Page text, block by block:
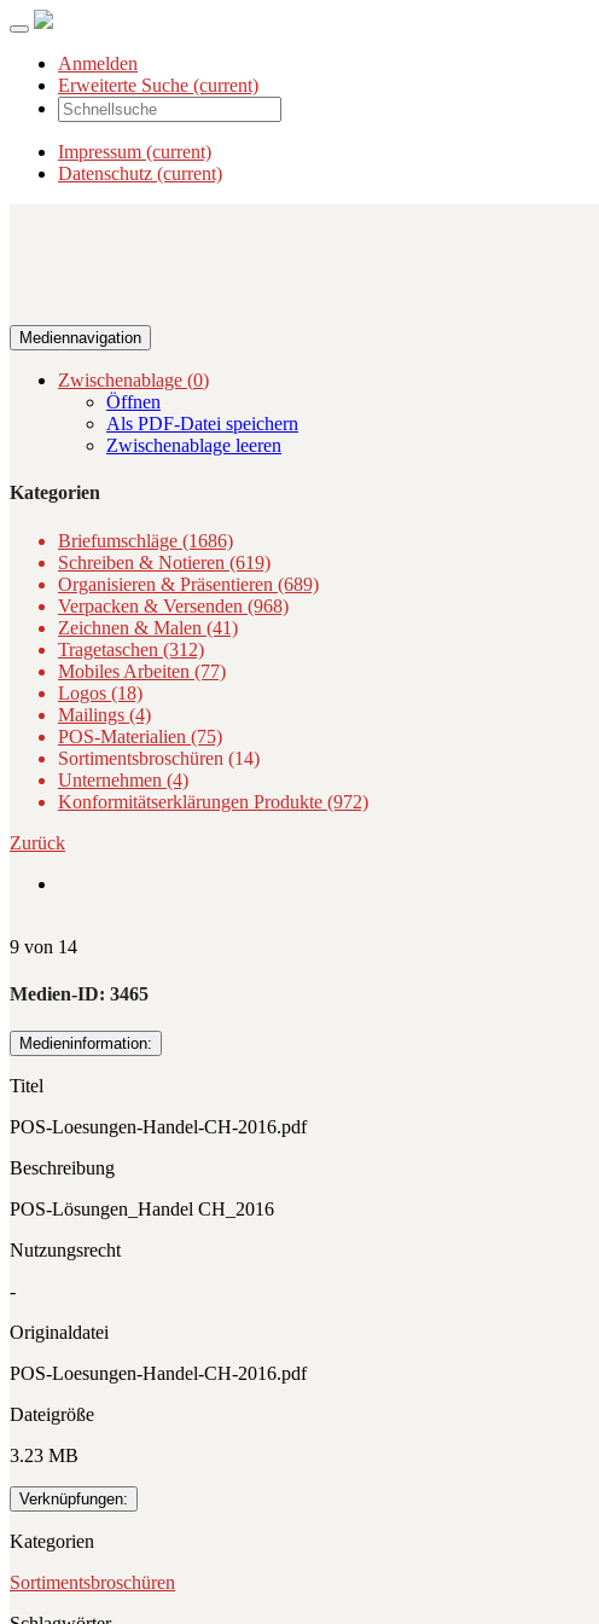
Anmelden
Erweiterte Suche (current)
Impressum (current)
Datenschutz (current)
Mediennavigation
Zwischenablage (0)
Öffnen
Als PDF-Datei speichern
Zwischenablage leeren
Kategorien
Briefumschläge (1686)
Schreiben & Notieren (619)
Organisieren & Präsentieren (689)
Verpacken & Versenden (968)
Zeichnen & Malen (41)
Tragetaschen (312)
Mobiles Arbeiten (77)
Logos (18)
Mailings (4)
POS-Materialien (75)
Sortimentsbroschüren (14)
Unternehmen (4)
Konformitätserklärungen Produkte (972)
Zurück
9 von 14
Medien-ID: 3465
Medieninformation:
Titel
POS-Loesungen-Handel-CH-2016.pdf
Beschreibung
POS-Lösungen_Handel CH_2016
Nutzungsrecht
-
Originaldatei
POS-Loesungen-Handel-CH-2016.pdf
Dateigröße
3.23 MB
Verknüpfungen:
Kategorien
Sortimentsbroschüren